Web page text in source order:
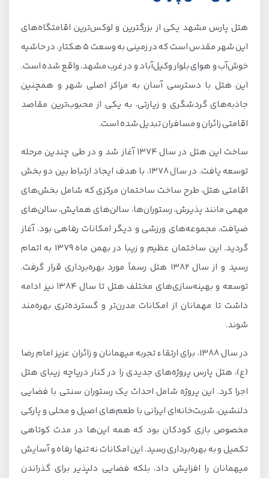
هتل پارس مشهد یکی از بزرگترین و لوکس‌ترین اقامتگاه‌های
این شهر مقدس است که در زمینی به وسعت ۵ هکتار، در حاشیه
خوش‌آب و هوای بلوار وکیل‌آباد و در غرب مشهد، واقع شده است.
این هتل با دسترسی آسان به مراکز اصلی شهر و همچنین
جاذبه‌های گردشگری و زیارتی، به یکی از محبوب‌ترین مقاصد
اقامتی زائران و مسافران تبدیل شده است.
ساخت این هتل در سال ۱۳۷۴ آغاز شد و در طی چندین مرحله
توسعه یافت. در سال ۱۳۷۸، با هدف ایجاد ارتباط بین دو بخش
اقامتی هتل، طرح ساخت ساختمان مرکزی که شامل بخش‌های
مهمی مانند پذیرش، رستوران‌ها، سالن‌های همایش، سالن‌های
ضیافت، مجموعه‌های ورزشی و دیگر امکانات رفاهی بود، آغاز
گردید. این ساختمان عظیم و زیبا در بهمن ماه ۱۳۷۹ به اتمام
رسید و از سال ۱۳۸۲ هتل رسماً مورد بهره‌برداری قرار گرفت.
توسعه و بهینه‌سازی‌های مختلف هتل تا سال ۱۳۸۴ نیز ادامه
داشت تا مهمانان از امکانات مدرن‌تر و گسترده‌تری بهره‌مند
شوند.
در سال ۱۳۸۸، برای ارتقاء تجربه میهمانان و زائران عزیز امام رضا
(ع)، هتل پارس پروژه‌های جدیدی را در کنار دریاچه زیبای هتل
اجرا کرد. این پروژه شامل احداث یک رستوران سنتی با فضایی
دلنشین، شربت‌خانه‌ای ایرانی با طعم‌های اصیل و محلی و پارکی
مخصوص بازی کودکان بود که همه این‌ها در مدت کوتاهی
تکمیل و به بهره‌برداری رسید. این امکانات نه تنها رفاه و آسایش
میهمانان را افزایش داد، بلکه فضایی دلپذیر برای گذراندن